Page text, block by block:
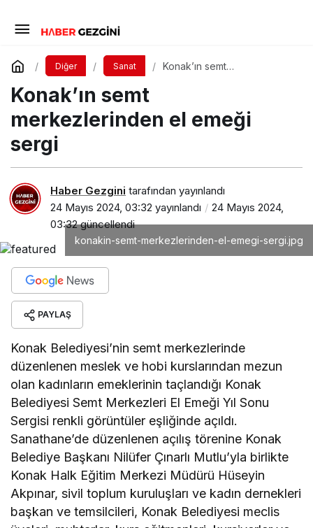
Diğer Sanat
Konak’ın semt
Konak’ın semt
merkezlerinden el emeği
sergi
Haber Gezgini tarafından yayınlandı
24 Mayıs 2024, 03:32 yayınlandı
24 Mayıs 2024,
03:32güncellendi
konakin-semt-merkezlerinden-el-emegi-sergi.jpg
PAYLAŞ
Konak Belediyesi’nin semt merkezlerinde
düzenlenen meslek ve hobi kurslarından mezun
olan kadınların emeklerinin taçlandığı Konak
Belediyesi Semt Merkezleri El Emeği Yıl Sonu
Sergisi renkli görüntüler eşliğinde açıldı.
Sanathane’de düzenlenen açılış törenine Konak
Belediye Başkanı Nilüfer Çınarlı Mutlu’yla birlikte
Konak Halk Eğitim Merkezi Müdürü Hüseyin
Akpınar, sivil toplum kuruluşları ve kadın dernekleri
başkan ve temsilcileri, Konak Belediyesi meclis